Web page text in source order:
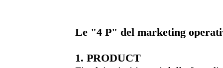
Le "4 P" del marketing
1. PRODUCT